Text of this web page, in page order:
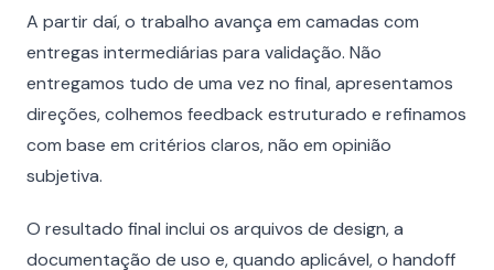
A partir daí, o trabalho avança em camadas com
entregas intermediárias para validação. Não
entregamos tudo de uma vez no final, apresentamos
direções, colhemos feedback estruturado e refinamos
com base em critérios claros, não em opinião
subjetiva.
O resultado final inclui os arquivos de design, a
documentação de uso e, quando aplicável, o handoff